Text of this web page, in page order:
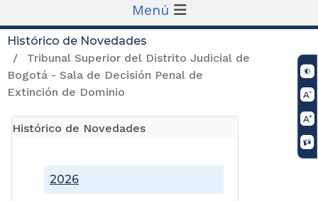
Menú
Histórico de Novedades
Tribunal Superior del Distrito Judicial de
Bogotá - Sala de Decisión Penal de
Extinción de Dominio
Histórico de Novedades
2026